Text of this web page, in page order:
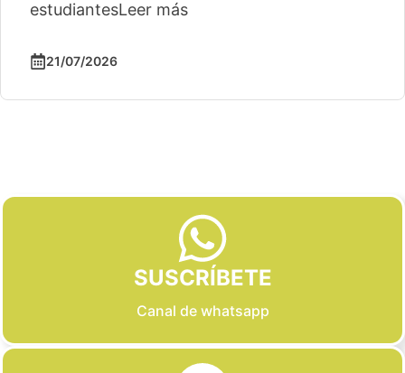
estudiantesLeer más
21/07/2026
SUSCRÍBETE
Canal de whatsapp